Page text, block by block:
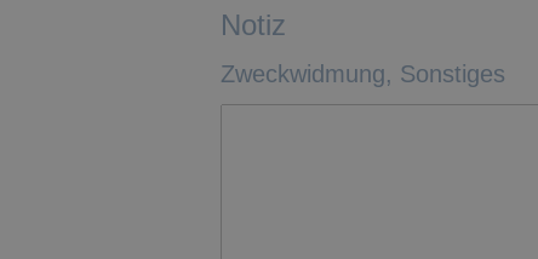
Notiz
Zweckwidmung, Sonstiges